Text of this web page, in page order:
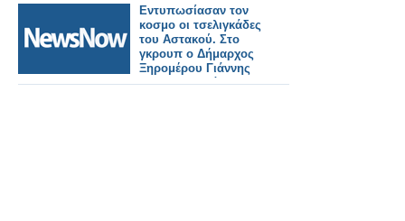
Εντυπωσίασαν τον
κοσμο οι τσελιγκάδες
του Αστακού. Στο
γκρουπ ο Δήμαρχος
Ξηρομέρου Γιάννης
Τριανταφυλλάκης και